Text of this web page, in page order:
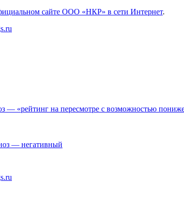
сайте ООО «НКР» в сети Интернет.
«рейтинг на пересмотре с возможностью
— негативный